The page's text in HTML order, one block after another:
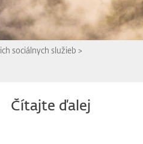
sociálnych služieb >
Čítajte ďalej